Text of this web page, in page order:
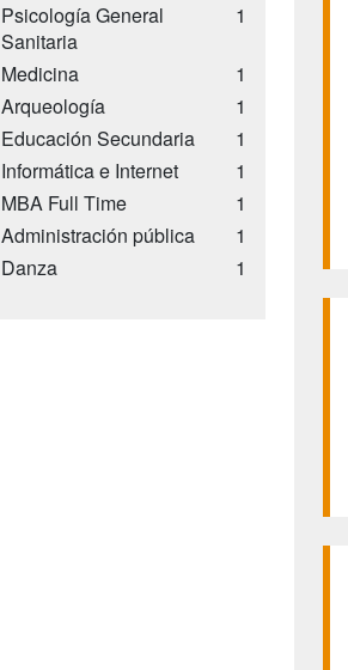
Psicología General
Sanitaria
1
Medicina
1
Arqueología
1
Educación Secundaria
1
Informática e Internet
1
MBA Full Time
1
Administración pública
1
Danza
1